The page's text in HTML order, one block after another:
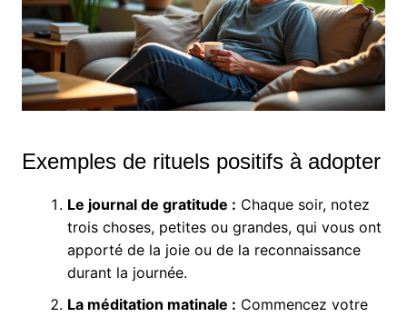
Exemples de rituels positifs à adopter
Le journal de gratitude : Chaque soir, notez
trois choses, petites ou grandes, qui vous ont
apporté de la joie ou de la reconnaissance
durant la journée.
La méditation matinale : Commencez votre